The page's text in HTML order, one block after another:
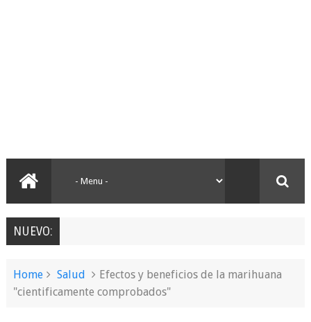
NUEVO:
Home Salud
Efectos y beneficios de la marihuana
"cientificamente comprobados"